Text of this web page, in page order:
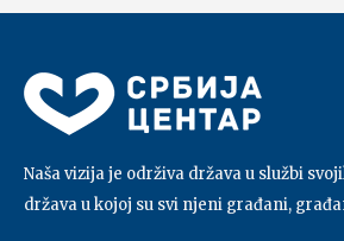
Naša vizija je održiva država u službi
država u kojoj su svi njeni građani,